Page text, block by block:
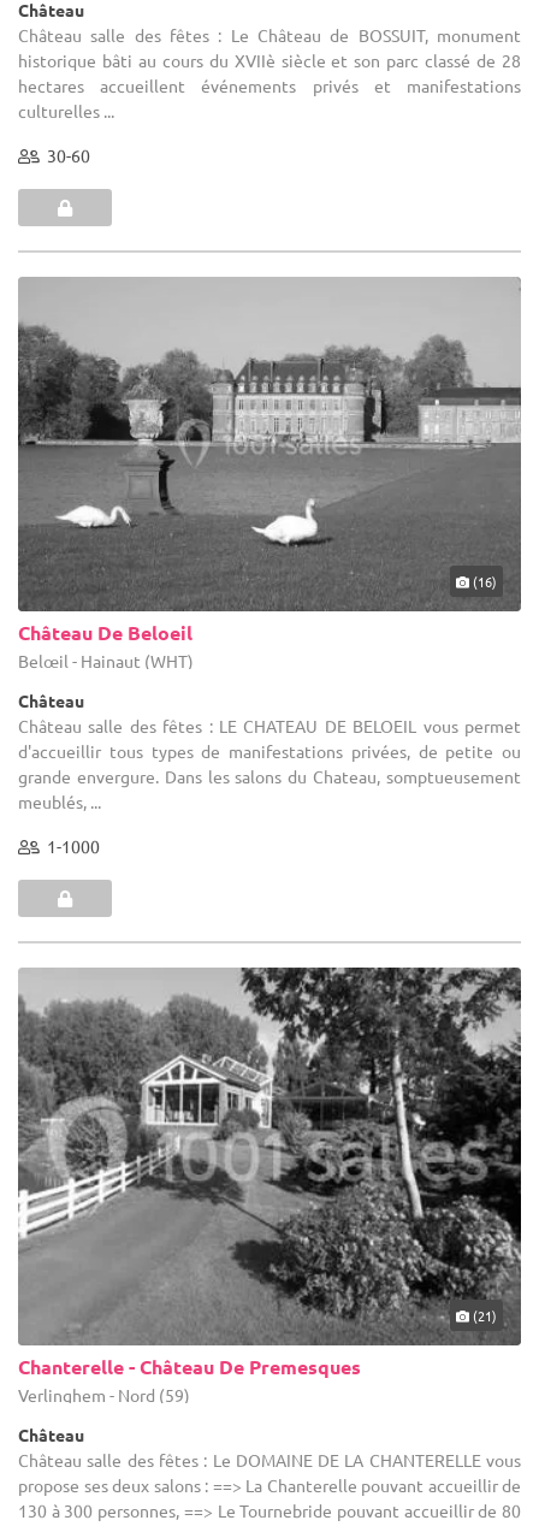
Château
Château salle des fêtes : Le Château de BOSSUIT, monument
historique bâti au cours du XVIIè siècle et son parc classé de 28
hectares accueillent événements privés et manifestations
culturelles ...
30-60
(16)
Château De Beloeil
Belœil - Hainaut (WHT)
Château
Château salle des fêtes : LE CHATEAU DE BELOEIL vous permet
d'accueillir tous types de manifestations privées, de petite ou
grande envergure. Dans les salons du Chateau, somptueusement
meublés, ...
1-1000
(21)
Chanterelle - Château De Premesques
Verlinghem - Nord (59)
Château
Château salle des fêtes : Le DOMAINE DE LA CHANTERELLE vous
propose ses deux salons : ==> La Chanterelle pouvant accueillir de
130 à 300 personnes, ==> Le Tournebride pouvant accueillir de 80